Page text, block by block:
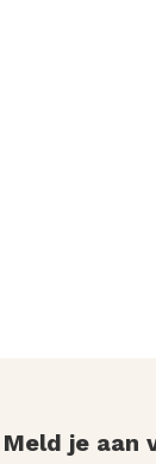
Meld je aan